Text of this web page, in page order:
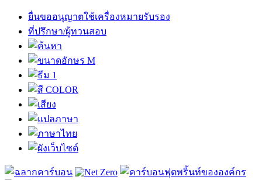
ยื่นขออนุญาตใช้เครื่องหมายรับรอง
ที่ปรึกษา/ผู้ทวนสอบ